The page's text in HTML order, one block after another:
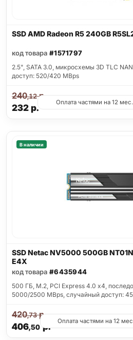
SSD AMD Radeon R5 240GB
код товара #1571797
2.5", SATA 3.0, микросхемы 3D TLC
доступ: 520/420 MBps
232р.
240,12р.
Оплата частями на 12
В наличии
SSD Netac NV5000 500GB
E4X
код товара #6435944
500 ГБ, M.2, PCI Express 4.0 x4,
5000/2500 MBps, случайный доступ:
406,50р.
420,73р.
Оплата частями на 12